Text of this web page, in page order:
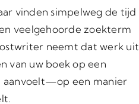
vinden simpelweg de tijd
veelgehoorde zoekterm
neemt dat werk uit
van uw boek op een
aanvoelt—op een manier